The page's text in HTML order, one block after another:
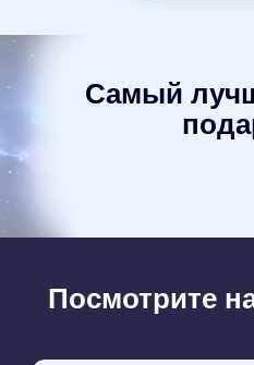
Самый
Посмотрите